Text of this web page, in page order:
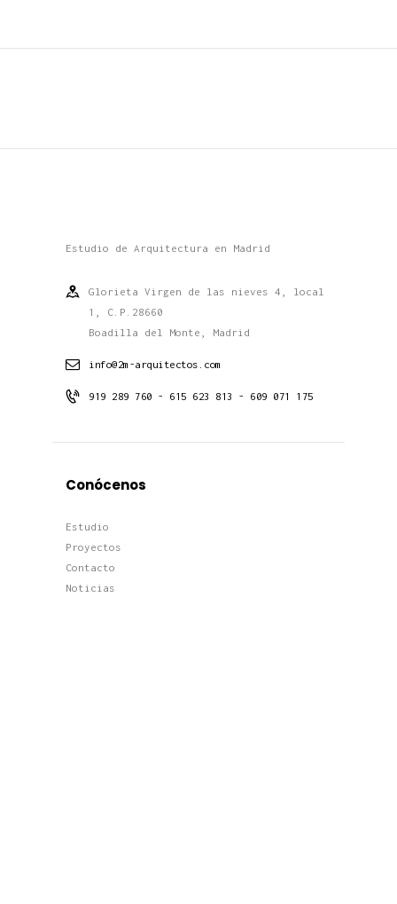
Estudio de Arquitectura en Madrid
Glorieta Virgen de las nieves 4, local
1, C.P.28660
Boadilla del Monte, Madrid
info@2m-arquitectos.com
919 289 760 - 615 623 813 - 609 071 175
Conócenos
Estudio
Proyectos
Contacto
Noticias